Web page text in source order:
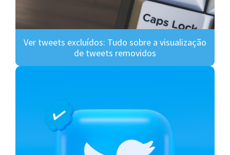
Ver tweets excluídos: Tudo sobre a visualização
de tweets removidos